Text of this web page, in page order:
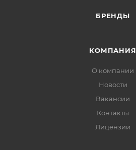
БРЕНДЫ
КОМПАНИЯ
О компании
Новости
Вакансии
Контакты
Лицензии